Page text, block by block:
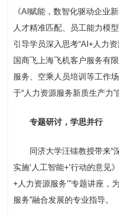
《AI赋能，数智化驱动企业
人才精准匹配、员工能力模
引导学员深入思考“AI+人力
国商飞上海飞机客户服务有
服务、空乘人员培训等工作
于“人力资源服务新质生产力”
专题研讨，学思并行
同济大学汪镭教授带来“
实施‘人工智能+’行动的意
+人力资源服务’”专题讲座，
服务”融合发展的专业指导。